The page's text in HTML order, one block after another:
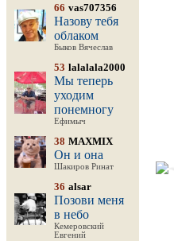
66 vas707356
Назову тебя
облаком
Быков Вячеслав
53 lalalala2000
Мы теперь
уходим
понемногу
Ефимыч
38 MAXMIX
Он и она
Шакиров Ринат
36 alsar
Позови меня
в небо
Кемеровский
Евгений